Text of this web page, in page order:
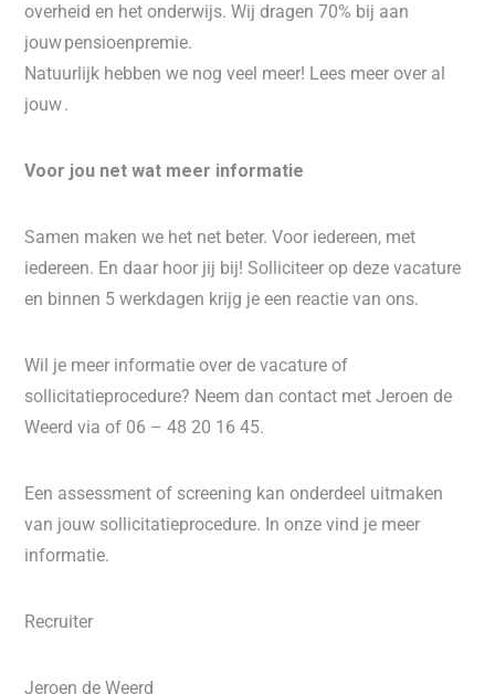
overheid en het onderwijs. Wij dragen 70% bij aan
jouw pensioenpremie.
Natuurlijk hebben we nog veel meer! Lees meer over al
jouw .
Voor jou net wat meer informatie
Samen maken we het net beter. Voor iedereen, met
iedereen. En daar hoor jij bij! Solliciteer op deze vacature
en binnen 5 werkdagen krijg je een reactie van ons.
Wil je meer informatie over de vacature of
sollicitatieprocedure? Neem dan contact met Jeroen de
Weerd via of 06 – 48 20 16 45.
Een assessment of screening kan onderdeel uitmaken
van jouw sollicitatieprocedure. In onze vind je meer
informatie.
Recruiter
Jeroen de Weerd